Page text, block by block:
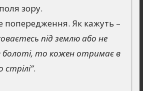
зору.
попередження. Як кажуть –
під землю або не
болоті, то кожен отримає в
стрілі”.